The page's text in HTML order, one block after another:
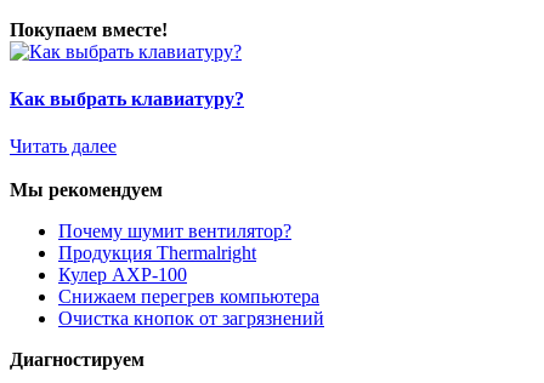
Покупаем вместе!
Как выбрать клавиатуру?
Читать далее
Мы рекомендуем
Почему шумит вентилятор?
Продукция Thermalright
Кулер AXP-100
Снижаем перегрев компьютера
Очистка кнопок от загрязнений
Диагностируем